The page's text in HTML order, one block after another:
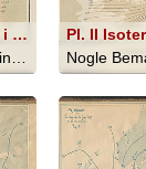
PL. I. Isotermer i Januar